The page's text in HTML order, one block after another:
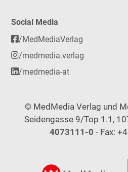
Social Media
/MedMediaVerlag
/medmedia.verlag
/medmedia-at
© MedMedia Verlag und
Seidengasse 9/Top 1.1,
4073111-0 - Fax: